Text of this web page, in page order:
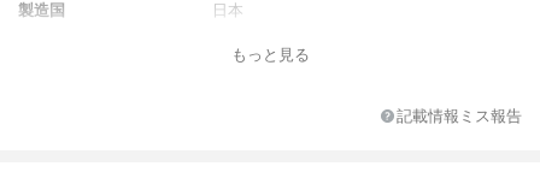
製造国
日本
もっと見る
記載情報ミス報告